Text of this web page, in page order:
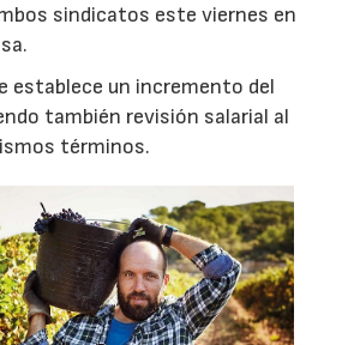
sindicatos este viernes en
establece un incremento del
también revisión salarial al
términos.